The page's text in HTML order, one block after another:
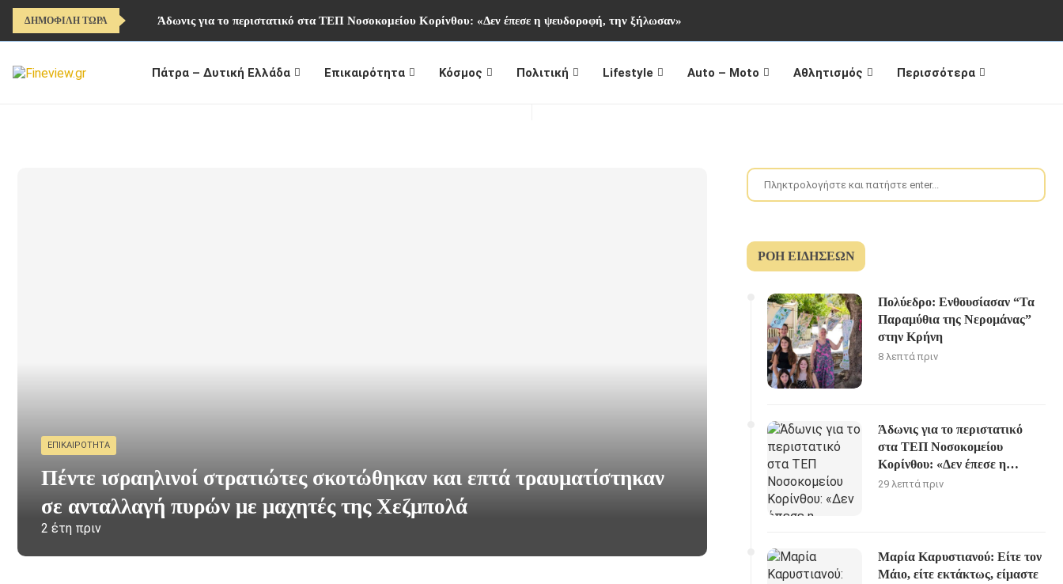
ΔΗΜΟΦΙΛΗ ΤΩΡΑ Άδωνις για το περιστατικό στα ΤΕΠ Νοσοκομείου Κορίνθου: «Δεν έπεσε η ψευδοροφή, την ξήλωσαν»
Πάτρα – Δυτική Ελλάδα Επικαιρότητα Κόσμος Πολιτική Lifestyle Auto – Moto Αθλητισμός Περισσότερα
ΕΠΙΚΑΙΡΌΤΗΤΑ
Πέντε ισραηλινοί στρατιώτες σκοτώθηκαν και επτά τραυματίστηκαν
σε ανταλλαγή πυρών με μαχητές της Χεζμπολά
2 έτη πριν
ΡΟΉ ΕΙΔΉΣΕΩΝ
Πολύεδρο: Ενθουσίασαν “Τα
Παραμύθια της Νερομάνας”
στην Κρήνη
8 λεπτά πριν
Άδωνις για το περιστατικό
στα ΤΕΠ Νοσοκομείου
Κορίνθου: «Δεν έπεσε η
ψευδοροφή, την ξήλωσαν»
29 λεπτά πριν
Μαρία Καρυστιανού: Είτε τον
Μάιο, είτε εκτάκτως, είμαστε